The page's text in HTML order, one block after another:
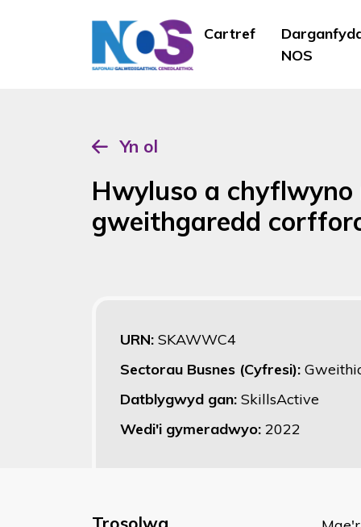
Cartref
NOS
Yn ol
Hwyluso a
gweithgaredd
URN: SKAWWC4
Sectorau Busnes (Cyfresi):
Datblygwyd gan: SkillsActive
Wedi'i gymeradwyo: 2022